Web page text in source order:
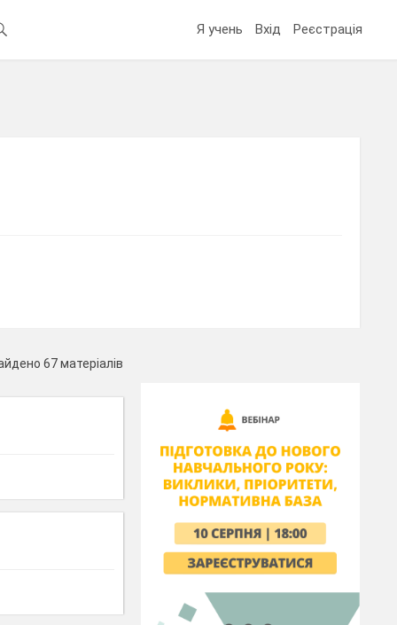
Я учень Вхід Реєстрація
67 матеріалів